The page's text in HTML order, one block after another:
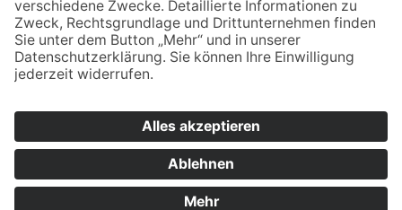
Datenschutz
Cookie-Einstellungen
Besuchen Sie uns
auch auf Facebook
© TEPPICHBODEN-MARKT DELSTERN GMBH 2021 I